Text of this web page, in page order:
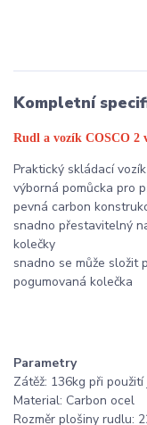
Kompletní
Rudl a vozík COSCO 2
Praktický skládací
výborná pomůcka pro
pevná carbon
snadno přestavitelný
kolečky
snadno se může složit
pogumovaná kolečka
Parametry
Zátěž: 136kg při
Material: Carbon ocel
Rozměr plošiny rudlu: